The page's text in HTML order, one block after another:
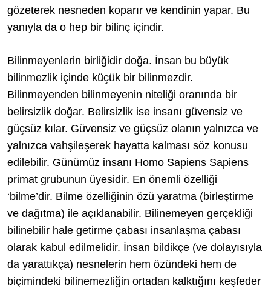
gözeterek nesneden koparır ve kendinin yapar. Bu
yanıyla da o hep bir bilinç içindir.
Bilinmeyenlerin birliğidir doğa. İnsan bu büyük
bilinmezlik içinde küçük bir bilinmezdir.
Bilinmeyenden bilinmeyenin niteliği oranında bir
belirsizlik doğar. Belirsizlik ise insanı güvensiz ve
güçsüz kılar. Güvensiz ve güçsüz olanın yalnızca ve
yalnızca vahşileşerek hayatta kalması söz konusu
edilebilir. Günümüz insanı Homo Sapiens Sapiens
primat grubunun üyesidir. En önemli özelliği
‘bilme’dir. Bilme özelliğinin özü yaratma (birleştirme
ve dağıtma) ile açıklanabilir. Bilinemeyen gerçekliği
bilinebilir hale getirme çabası insanlaşma çabası
olarak kabul edilmelidir. İnsan bildikçe (ve dolayısıyla
da yarattıkça) nesnelerin hem özündeki hem de
biçimindeki bilinemezliğin ortadan kalktığını keşfeder